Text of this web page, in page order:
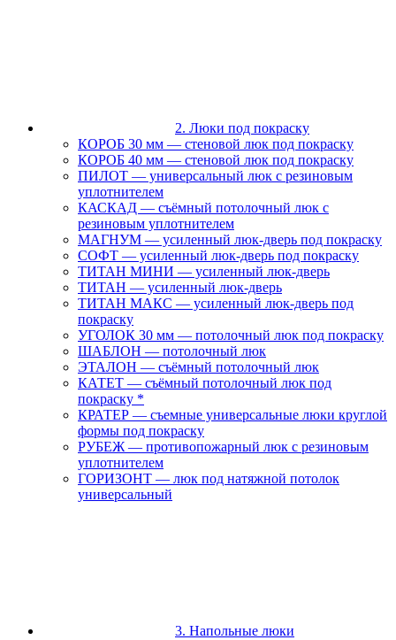
2. Люки под покраску
КОРОБ 30 мм — стеновой люк под покраску
КОРОБ 40 мм — стеновой люк под покраску
ПИЛОТ — универсальный люк с резиновым
уплотнителем
КАСКАД — съёмный потолочный люк с
резиновым уплотнителем
МАГНУМ — усиленный люк-дверь под покраску
СОФТ — усиленный люк-дверь под покраску
ТИТАН МИНИ — усиленный люк-дверь
ТИТАН — усиленный люк-дверь
ТИТАН МАКС — усиленный люк-дверь под
покраску
УГОЛОК 30 мм — потолочный люк под покраску
ШАБЛОН — потолочный люк
ЭТАЛОН — съёмный потолочный люк
КАТЕТ — съёмный потолочный люк под
покраску *
КРАТЕР — съемные универсальные люки круглой
формы под покраску
РУБЕЖ — противопожарный люк с резиновым
уплотнителем
ГОРИЗОНТ — люк под натяжной потолок
универсальный
3. Напольные люки